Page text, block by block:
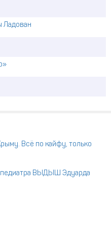
Ладован
Всё по кайфу, только
педиатра ВЫДЫШ Эдуарда